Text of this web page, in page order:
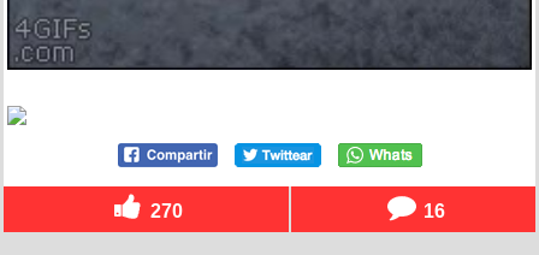
270 16